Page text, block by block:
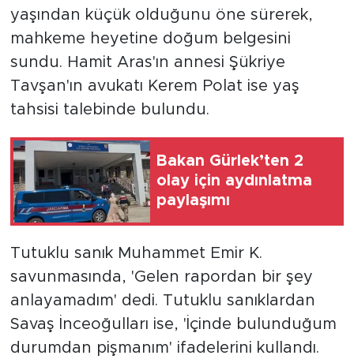
yaşından küçük olduğunu öne sürerek,
mahkeme heyetine doğum belgesini
sundu. Hamit Aras'ın annesi Şükriye
Tavşan'ın avukatı Kerem Polat ise yaş
tahsisi talebinde bulundu.
Bakan Gürlek’ten 2
olay için aydınlatma
paylaşımı
Tutuklu sanık Muhammet Emir K.
savunmasında, 'Gelen rapordan bir şey
anlayamadım' dedi. Tutuklu sanıklardan
Savaş İnceoğulları ise, 'İçinde bulunduğum
durumdan pişmanım' ifadelerini kullandı.